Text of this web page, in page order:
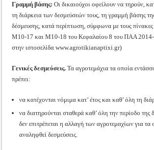
Γραμμή βάσης: Οι δικαιούχοι οφείλουν να τηρούν,
τη διάρκεια των δεσμεύσεών τους, τη γραμμή βάσης
δέσμευσης, κατά περίπτωση, σύμφωνα με τους
Μ10-17 και Μ10-18 του Κεφαλαίου 8 του ΠΑΑ 2014-
στην ιστοσελίδα www.agrotikianaptixi.gr)
Γενικές δεσμεύσεις. Τα αγροτεμάχια τα οποία
πρέπει:
να κατέχονται νόμιμα κατ’ έτος και καθ’ όλη τη
να διατηρούνται σταθερά καθ’ όλη την περίοδο
δεν επιτρέπεται η αλλαγή των αγροτεμαχίων για τα
αναληφθεί δεσμεύσεις.